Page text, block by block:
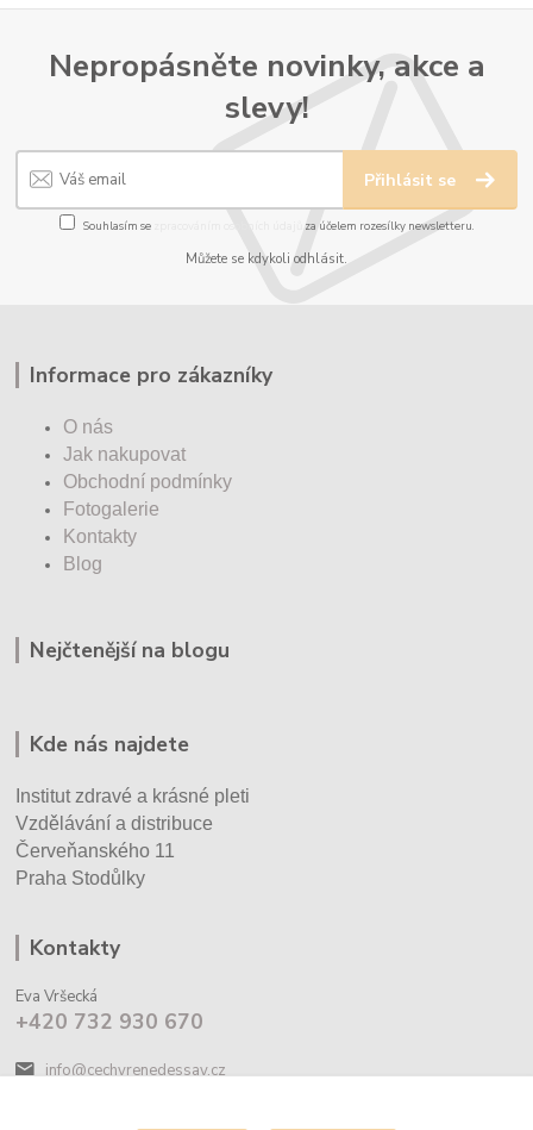
Nepropásněte novinky, akce a
slevy!
Přihlásit se
Souhlasím se za účelem rozesílky newsletteru.
Můžete se kdykoli odhlásit.
Informace pro zákazníky
O nás
Jak nakupovat
Obchodní podmínky
Fotogalerie
Kontakty
Blog
Nejčtenější na blogu
Kde nás najdete
Institut zdravé a krásné pleti
Vzdělávání a distribuce
Červeňanského 11
Praha Stodůlky
Kontakty
Eva Vršecká
+420 732 930 670
info@cechyrenedessay.cz